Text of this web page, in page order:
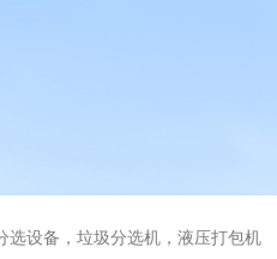
选设备，垃圾分选机，液压打包机